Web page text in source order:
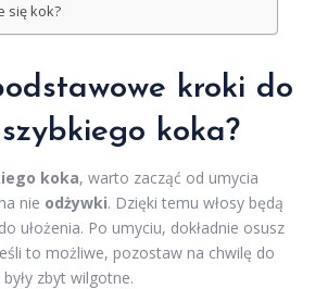
się kok?
kroki do
koka?
koka, warto zacząć od umycia
nie odżywki. Dzięki temu włosy będą
ułożenia. Po umyciu, dokładnie osusz
to możliwe, pozostaw na chwilę do
zbyt wilgotne.